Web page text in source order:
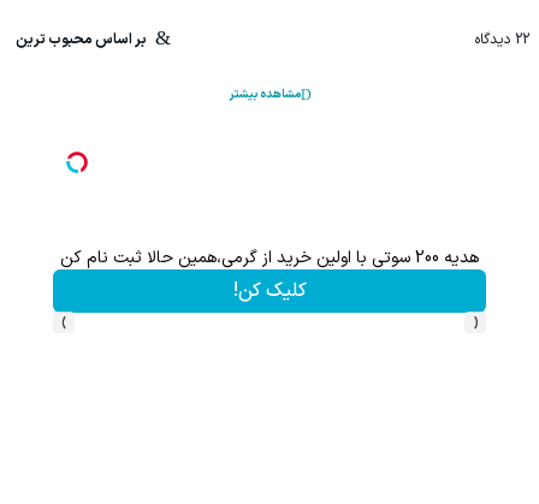
22 دیدگاه بر اساس محبوب ترین
مشاهده بیشتر
هدیه 200 سوتی با اولین خرید از گرمی،همین حالا ثبت نام کن
کلیک کن!
‹
›